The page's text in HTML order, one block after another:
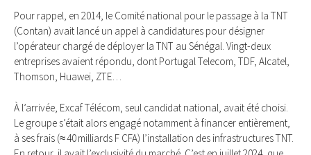
Pour rappel, en 2014, le Comité national pour le passage à la TNT
(Contan) avait lancé un appel à candidatures pour désigner
l’opérateur chargé de déployer la TNT au Sénégal. Vingt-deux
entreprises avaient répondu, dont Portugal Telecom, TDF, Alcatel,
Thomson, Huawei, ZTE…
À l’arrivée, Excaf Télécom, seul candidat national, avait été choisi.
Le groupe s’était alors engagé notamment à financer entièrement,
à ses frais (≈ 40 milliards F CFA) l’installation des infrastructures TNT.